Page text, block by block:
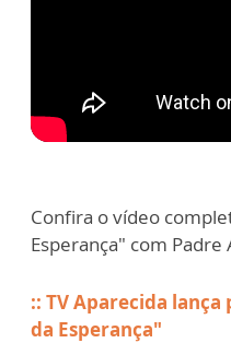
Confira o vídeo
Esperança" com
:: TV Aparecida
da Esperança"